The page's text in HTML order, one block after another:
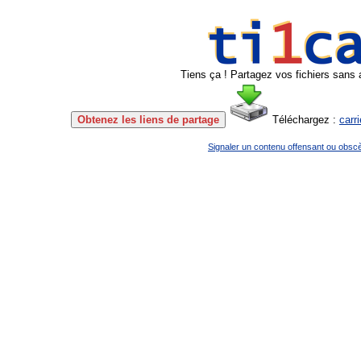
Tiens ça ! Partagez vos fichiers sans
Obtenez les liens de partage Téléchargez :
Signaler un contenu offensant ou